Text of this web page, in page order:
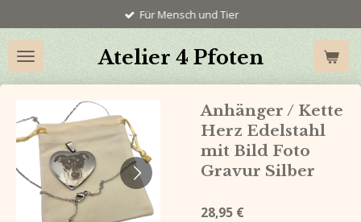
springen
Atelier 4 Pfoten
Für Mensch und Tier
Anhänger / Kette
Herz Edelstahl
mit Bild Foto
Gravur Silber
28,95 €